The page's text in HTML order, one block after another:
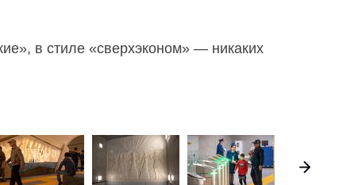
в стиле «сверхэконом» — никаких